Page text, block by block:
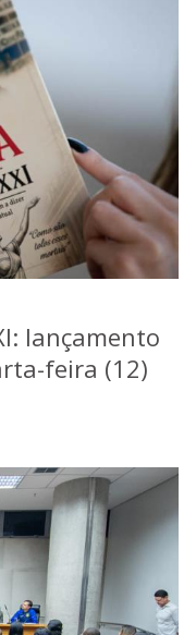
lançamento
feira (12)